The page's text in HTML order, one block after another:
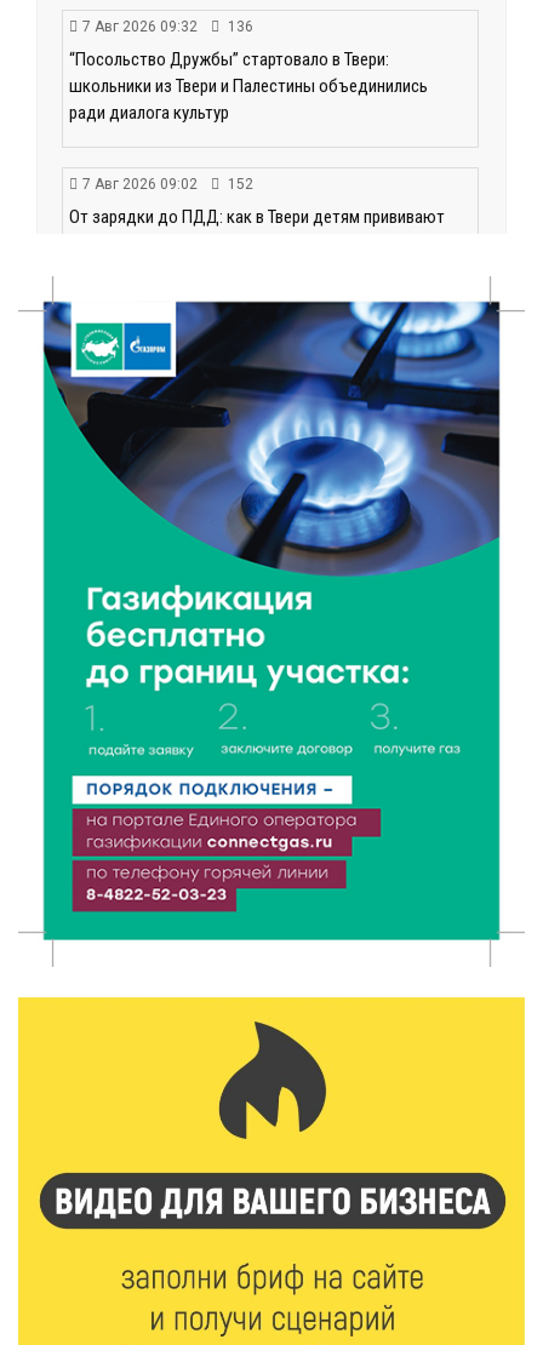
7 Авг 2026 09:32 136
“Посольство Дружбы” стартовало в Твери:
школьники из Твери и Палестины объединились
ради диалога культур
7 Авг 2026 09:02 152
От зарядки до ПДД: как в Твери детям прививают
6 Авг 2026 23:07
От ливней к ясным дням: как изменится погода в
Твери в начале августа
6 Авг 2026 22:02 375
В Твери прошла акция «Светлячок»: как сделать
ребенка видимым для водителей в любую погоду
6 Авг 2026 21:15 314
Водителям региона напоминают о правилах
перевозки детей в машине
6 Авг 2026 21:01 353
Триумф на воде: Тверская область взяла 13 медалей
и командный зачёт первенства России по гребле
6 Авг 2026 20:01 517
Тверские школьники покорили Дальний Восток:
Забота о пациентах и врачах: в ГКБ №7 стало ещё
373
тверских заводов
«Дух больших побед»: глава спорткомитета оценил
состояние СШОР по гребле в Твери